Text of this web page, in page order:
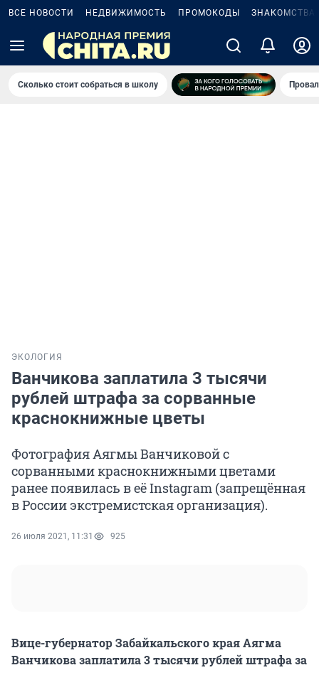
ВСЕ НОВОСТИ НЕДВИЖИМОСТЬ ПРОМОКОДЫ ЗНАКОМСТВА
Сколько стоит собраться в школу
ЭКОЛОГИЯ
Ванчикова заплатила 3 тысячи
рублей штрафа за сорванные
краснокнижные цветы
Фотография Аягмы Ванчиковой с
сорванными краснокнижными цветами
ранее появилась в её Instagram (запрещённая
в России экстремистская организация).
26 июля 2021, 11:31 925
Вице-губернатор Забайкальского края Аягма
Ванчикова заплатила 3 тысячи рублей штрафа за